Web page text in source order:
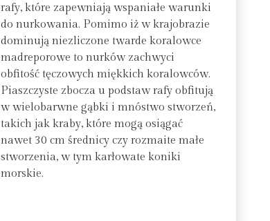
rafy, które zapewniają wspaniałe warunki
do nurkowania. Pomimo iż w krajobrazie
dominują niezliczone twarde koralowce
madreporowe to nurków zachwyci
obfitość tęczowych miękkich koralowców.
Piaszczyste zbocza u podstaw rafy obfitują
w wielobarwne gąbki i mnóstwo stworzeń,
takich jak kraby, które mogą osiągać
nawet 30 cm średnicy czy rozmaite małe
stworzenia, w tym karłowate koniki
morskie.